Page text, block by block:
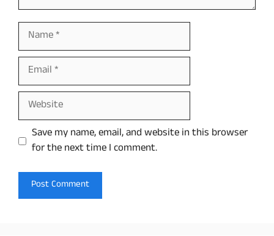
Name
Email
Website
Save my name, email, and website in this browser
for the next time I comment.